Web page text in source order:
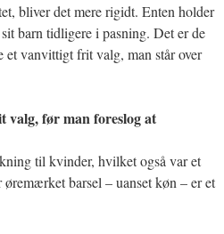
bliver det mere rigidt. Enten holder
barn tidligere i pasning. Det er de
et vanvittigt frit valg, man står over
før man foreslog at
til kvinder, hvilket også var et
barsel – uanset køn – er et